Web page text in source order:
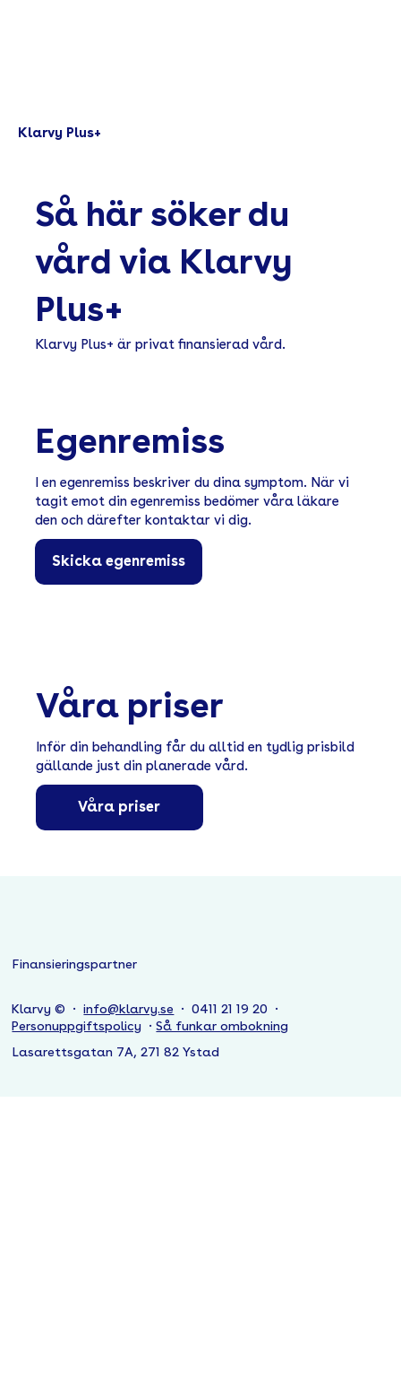
Klarvy Plus+
Så här söker du
vård via Klarvy
Plus+
Klarvy Plus+ är privat finansierad vård.
Egenremiss
I en egenremiss beskriver du dina symptom. När vi
tagit emot din egenremiss bedömer våra läkare
den och därefter kontaktar vi dig.
Skicka egenremiss
Våra priser
Inför din behandling får du alltid en tydlig prisbild
gällande just din planerade vård.
Våra priser
Finansieringspartner
Klarvy © ·info@klarvy.se · 0411 21 19 20 ·
Personuppgiftspolicy ·Så funkar ombokning
Lasarettsgatan 7A, 271 82 Ystad